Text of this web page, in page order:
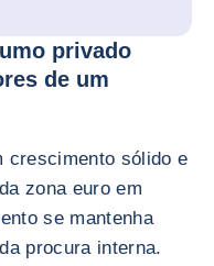
privado
de um
crescimento sólido e
zona euro em
se mantenha
procura interna.